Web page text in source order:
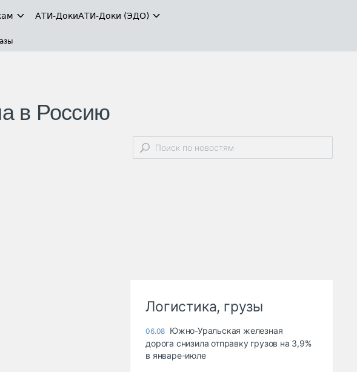
АТИ-ДокиАТИ-Доки (ЭДО)
в Россию
Логистика, грузы
06.08 Южно-Уральская железная
дорога снизила отправку грузов на 3,9%
в январе-июле